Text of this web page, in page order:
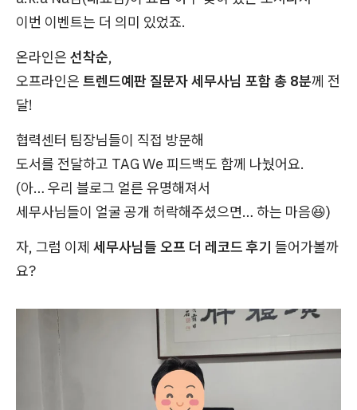
이번 이벤트는 더 의미 있었죠.
온라인은 선착순,
오프라인은 트렌드예판 질문자 세무사님 포함 총 8분께 전
달!
협력센터 팀장님들이 직접 방문해
도서를 전달하고 TAG We 피드백도 함께 나눴어요.
(아… 우리 블로그 얼른 유명해져서
세무사님들이 얼굴 공개 허락해주셨으면… 하는 마음😆)
자, 그럼 이제 세무사님들 오프 더 레코드 후기 들어가볼까
요?